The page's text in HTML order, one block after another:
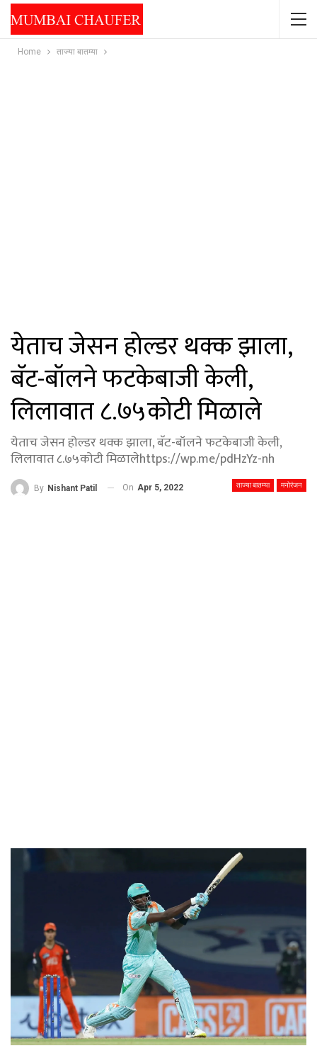
Home ताज्या बातम्या
येताच जेसन होल्डर थक्क झाला,
बॅट-बॉलने फटकेबाजी केली,
लिलावात ८.७५कोटी मिळाले
येताच जेसन होल्डर थक्क झाला, बॅट-बॉलने फटकेबाजी केली,
लिलावात ८.७५कोटी मिळालेhttps://wp.me/pdHzYz-nh
ताज्या बातम्या मनोरंजन
By Nishant Patil On Apr 5, 2022